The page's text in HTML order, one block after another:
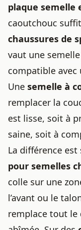
plaque semelle
caoutchouc
chaussures de
vaut une
compatible avec
Une semelle à
remplacer la
est lisse, soit à
saine, soit à
La différence est
pour semelles
colle sur une
l’avant ou le
remplace tout le